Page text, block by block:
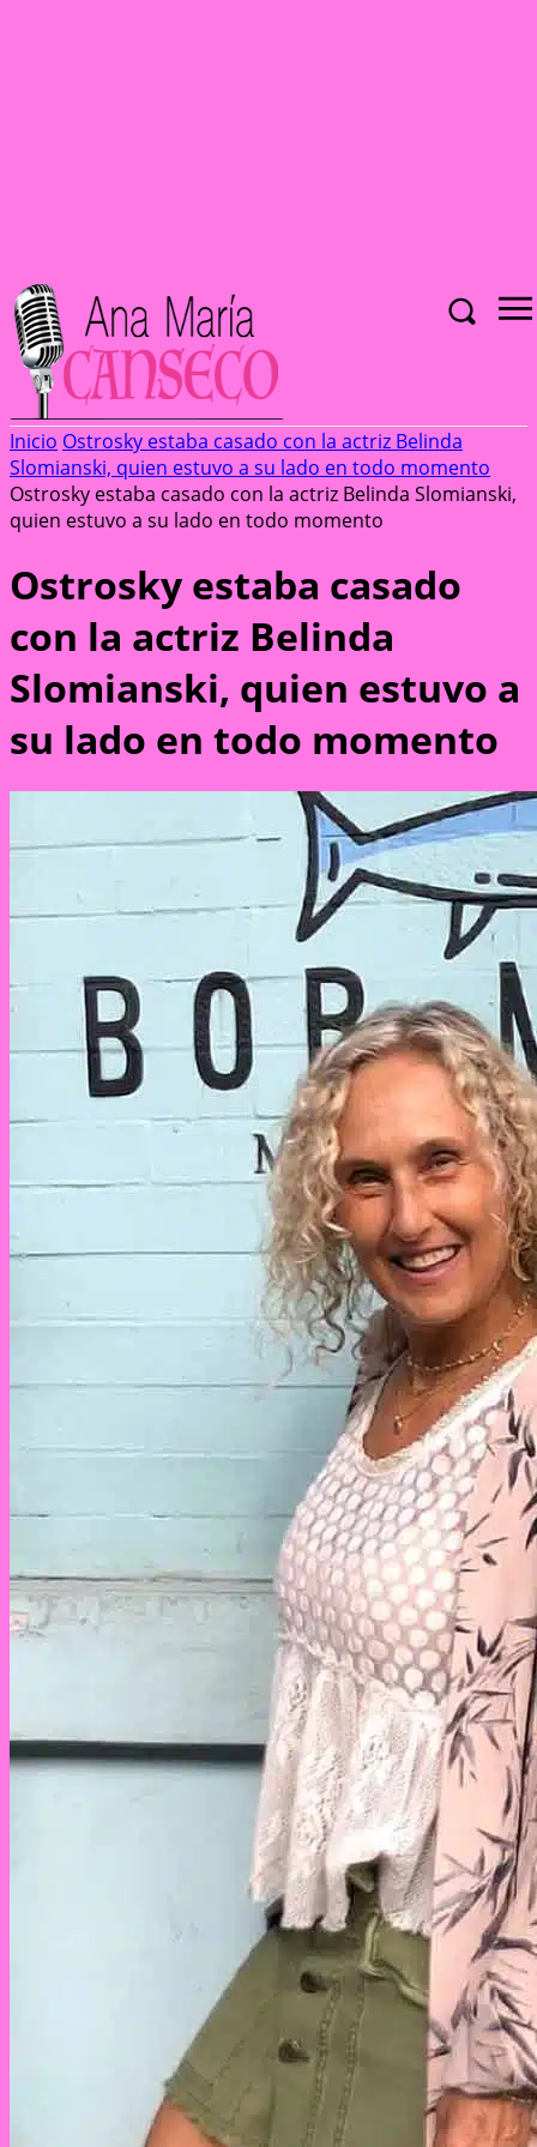
Inicio Ostrosky estaba casado con la actriz Belinda
Slomianski, quien estuvo a su lado en todo momento
Ostrosky estaba casado con la actriz Belinda Slomianski,
quien estuvo a su lado en todo momento
Ostrosky estaba casado
con la actriz Belinda
Slomianski, quien estuvo a
su lado en todo momento